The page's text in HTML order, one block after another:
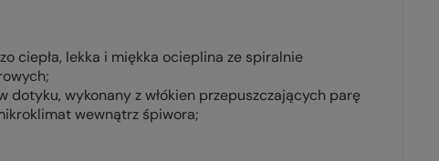
ciepła, lekka i miękka ocieplina ze spiralnie
wykonany z włókien przepuszczających parę
wewnątrz śpiwora;